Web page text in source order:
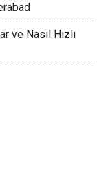
ve Nasıl Hızlı